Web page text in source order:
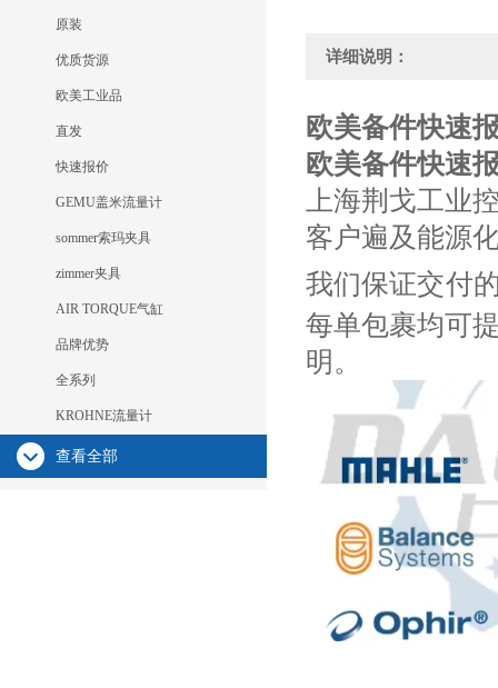
原装
优质货源
欧美工业品
直发
快速报价
GEMU盖米流量计
sommer索玛夹具
zimmer夹具
AIR TORQUE气缸
品牌优势
全系列
KROHNE流量计
查看全部
详细说明：
欧美备件快速
欧美备件快速
上海荆戈工业
客户遍及能源
我们保证交付
每单包裹均可
明。